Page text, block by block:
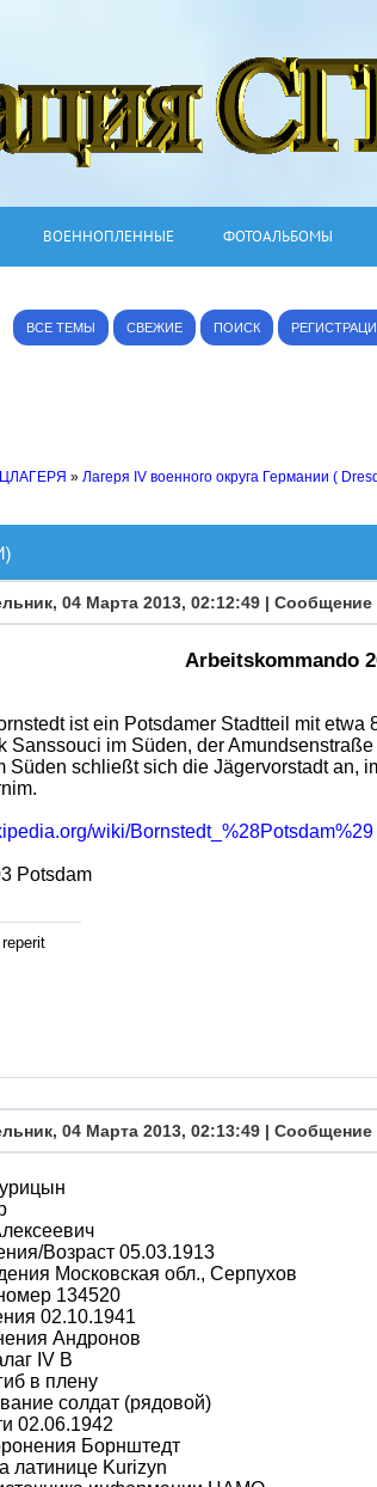
ВОЕННОПЛЕННЫЕ ФОТОАЛЬБОМЫ
ВСЕ ТЕМЫ СВЕЖИЕ ПОИСК
» Лагеря IV военного округа Германии (
04 Марта 2013, 02:12:49 | Сообщение
Arbeitskommando
ist ein Potsdamer Stadtteil mit
Sanssouci im Süden, der
Süden schließt sich die Jägervorstadt an,
wiki/Bornstedt_%28Potsdam%29
Potsdam
04 Марта 2013, 02:13:49 | Сообщение
Возраст 05.03.1913
Московская обл., Серпухов
134520
02.10.1941
Андронов
IV B
в плену
солдат (рядовой)
02.06.1942
Борнштедт
латинице Kurizyn